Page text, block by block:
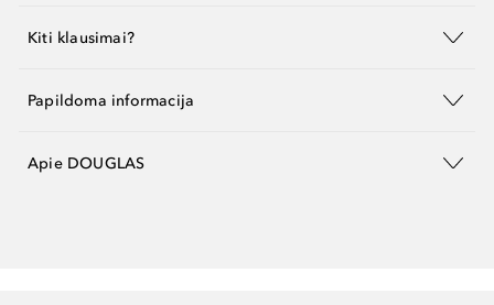
Kiti klausimai?
Papildoma informacija
Apie DOUGLAS